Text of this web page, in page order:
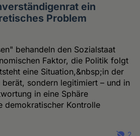
ein
Problem
behandeln den Sozialstaat
Faktor, die Politik folgt
eine Situation,&nbsp;in der
sondern legitimiert – und in
in eine Sphäre
demokratischer Kontrolle
2